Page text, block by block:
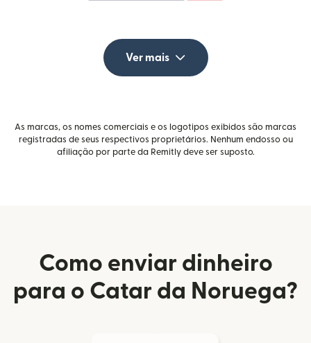
Ver mais
As marcas, os nomes comerciais e os logotipos exibidos são marcas
registradas de seus respectivos proprietários. Nenhum endosso ou
afiliação por parte da Remitly deve ser suposto.
Como enviar dinheiro
para o Catar da Noruega?